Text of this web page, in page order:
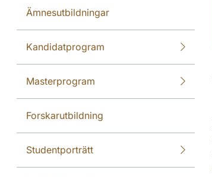
Ämnesutbildningar
Kandidatprogram
Masterprogram
Forskarutbildning
Studentporträtt